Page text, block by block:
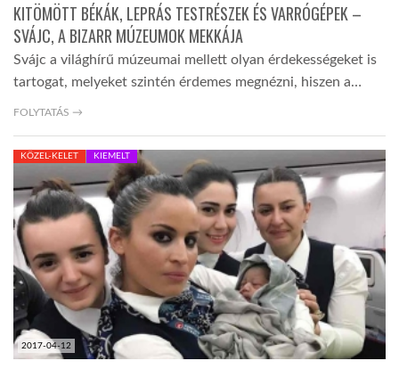
KITÖMÖTT BÉKÁK, LEPRÁS TESTRÉSZEK ÉS VARRÓGÉPEK –
SVÁJC, A BIZARR MÚZEUMOK MEKKÁJA
Svájc a világhírű múzeumai mellett olyan érdekességeket is
tartogat, melyeket szintén érdemes megnézni, hiszen a…
FOLYTATÁS →
2017-04-12
KÖZEL-KELET KIEMELT